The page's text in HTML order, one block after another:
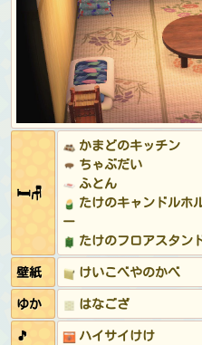
カフェのスタッフとして:
病院の受付として:
かんご
病院の医師として:
はくい
病院の患者として:
パジャ
アパレルショップの店長とし
フラダンスの練習中に:
パ
&
ハイビスカスのかみか
海で浮かぶ間:
ボーダーの
トロなサングラス (ブルー)
DJ K.Kのコンサート中:
エ
エスニックなターバン (
🛏🪑
かまどのキッチン
ちゃぶだい
ふとん
たけのキャンドルホ
ー
たけのフロアスタン
壁紙
けいこべやのかべ
ゆか
はなござ
🎵
ハイサイけけ